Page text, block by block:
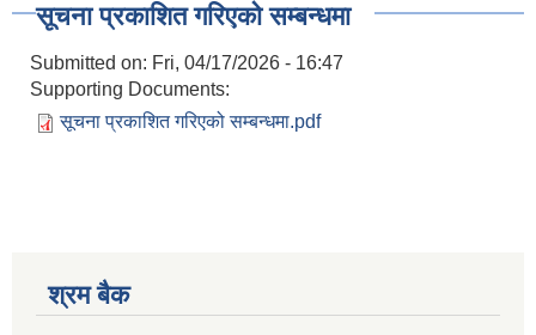
सूचना प्रकाशित गरिएको सम्बन्धमा
Submitted on: Fri, 04/17/2026 - 16:47
Supporting Documents:
सूचना प्रकाशित गरिएको सम्बन्धमा.pdf
श्रम बैक